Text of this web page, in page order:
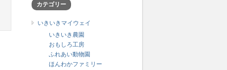
カテゴリー
いきいきマイウェイ
いきいき農園
おもしろ工房
ふれあい動物園
ほんわかファミリー